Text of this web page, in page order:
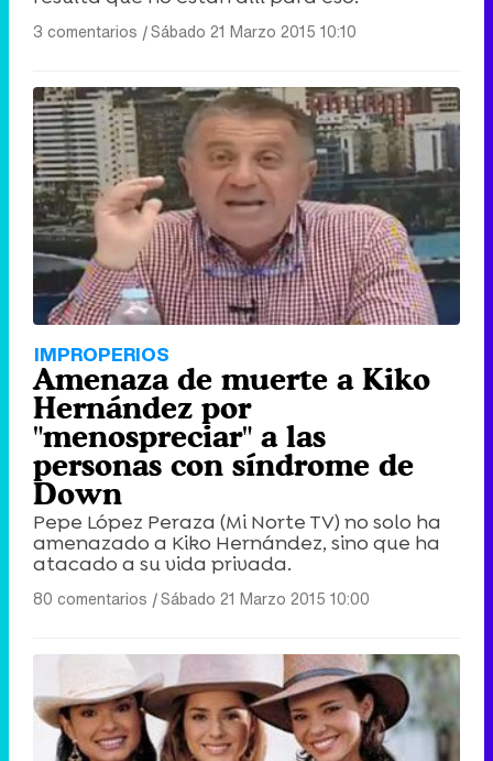
3 comentarios |Sábado 21 Marzo 2015 10:10
IMPROPERIOS
Amenaza de muerte a Kiko
Hernández por
"menospreciar" a las
personas con síndrome de
Down
Pepe López Peraza (Mi Norte TV) no solo ha
amenazado a Kiko Hernández, sino que ha
atacado a su vida privada.
80 comentarios |Sábado 21 Marzo 2015 10:00